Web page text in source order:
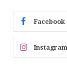
Facebook
Instagram